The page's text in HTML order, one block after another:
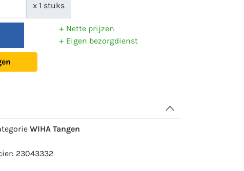
x 1 stuks
Nette prijzen
Eigen bezorgdienst
WIHA Tangen
23043332